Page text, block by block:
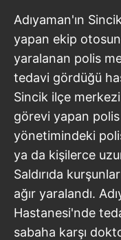
Adıyaman'ın
yapan ekip
yaralanan polis
tedavi gördüğü
Sincik ilçe
görevi yapan
yönetimindeki
ya da kişilerce
Saldırıda
ağır yaralandı.
Hastanesi'nde
sabaha karşı